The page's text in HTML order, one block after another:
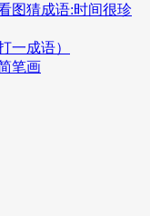
图猜成语:时间很珍
一成语）
笔画